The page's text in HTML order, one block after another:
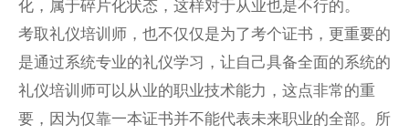
化，属于碎片化状态，这样对于从业也是不行的。
考取礼仪培训师，也不仅仅是为了考个证书，更重要的
是通过系统专业的礼仪学习，让自己具备全面的系统的
礼仪培训师可以从业的职业技术能力，这点非常的重
要，因为仅靠一本证书并不能代表未来职业的全部。所